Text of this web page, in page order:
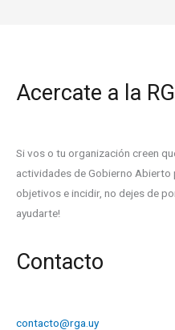
Acercate a la
Si vos o tu organización creen
actividades de Gobierno Abierto
objetivos e incidir, no dejes de
ayudarte!
Contacto
contacto@rga.uy